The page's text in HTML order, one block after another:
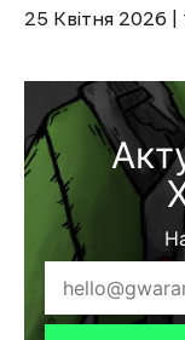
25 Квітня 2026 |